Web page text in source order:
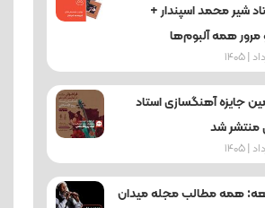
شیر محمد اسپندار +
همه آلبوم‌ها
جایزه آهنگسازی استاد
منتشر شد
همه مطالب مجله میدان